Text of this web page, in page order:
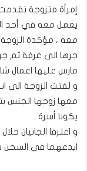
إمرأة متزوجة
يعمل معه في أحد
معه ، مؤكدة
جرها الى غرفة ثم
مارس عليها اعمال
و لفتت الزوجة الى
معها زوجها الجنس
يكونا أسرة .
و اعترفا الجانيان
ايدعهما في السجن